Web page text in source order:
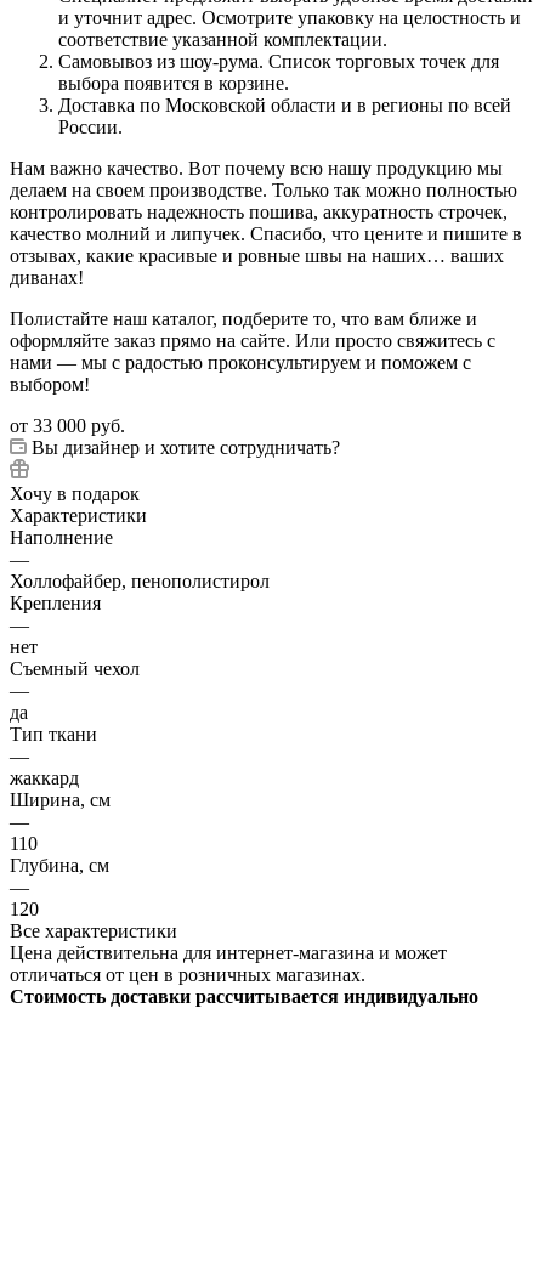
и уточнит адрес. Осмотрите упаковку на целостность и
соответствие указанной комплектации.
Самовывоз из шоу-рума. Список торговых точек для
выбора появится в корзине.
Доставка по Московской области и в регионы по всей
России.
Нам важно качество. Вот почему всю нашу продукцию мы
делаем на своем производстве. Только так можно полностью
контролировать надежность пошива, аккуратность строчек,
качество молний и липучек. Спасибо, что цените и пишите в
отзывах, какие красивые и ровные швы на наших… ваших
диванах!
Полистайте наш каталог, подберите то, что вам ближе и
оформляйте заказ прямо на сайте. Или просто свяжитесь с
нами — мы с радостью проконсультируем и поможем с
выбором!
от 33 000 руб.
Вы дизайнер и хотите сотрудничать?
Хочу в подарок
Характеристики
Наполнение
—
Холлофайбер, пенополистирол
Крепления
—
нет
Съемный чехол
—
да
Тип ткани
—
жаккард
Ширина, см
—
110
Глубина, см
—
120
Все характеристики
Цена действительна для интернет-магазина и может
отличаться от цен в розничных магазинах.
Стоимость доставки рассчитывается индивидуально